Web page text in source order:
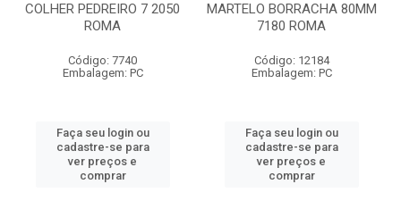
COLHER PEDREIRO 7 2050
ROMA
Código: 7740
Embalagem: PC
Faça seu login ou
cadastre-se para
ver preços e
comprar
MARTELO BORRACHA 80MM
7180 ROMA
Código: 12184
Embalagem: PC
Faça seu login ou
cadastre-se para
ver preços e
comprar